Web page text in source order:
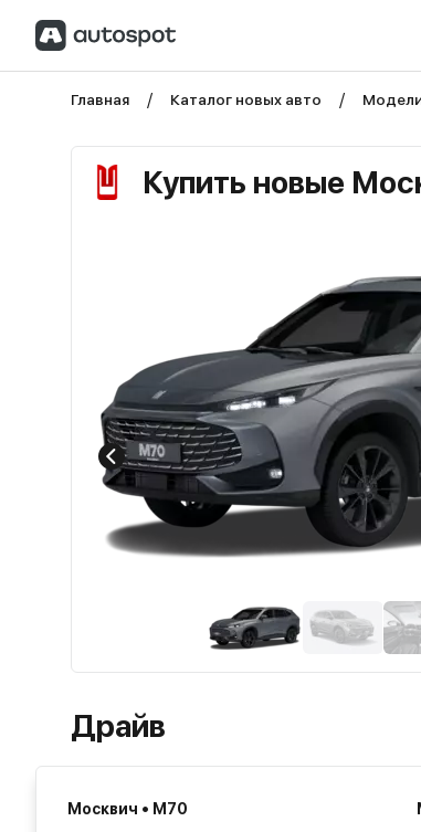
Главная Каталог новых авто
Купить новые
Драйв
Москвич • М70